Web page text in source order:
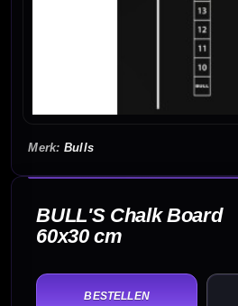
Bulls
BULL'S Chalk Board
60x30 cm